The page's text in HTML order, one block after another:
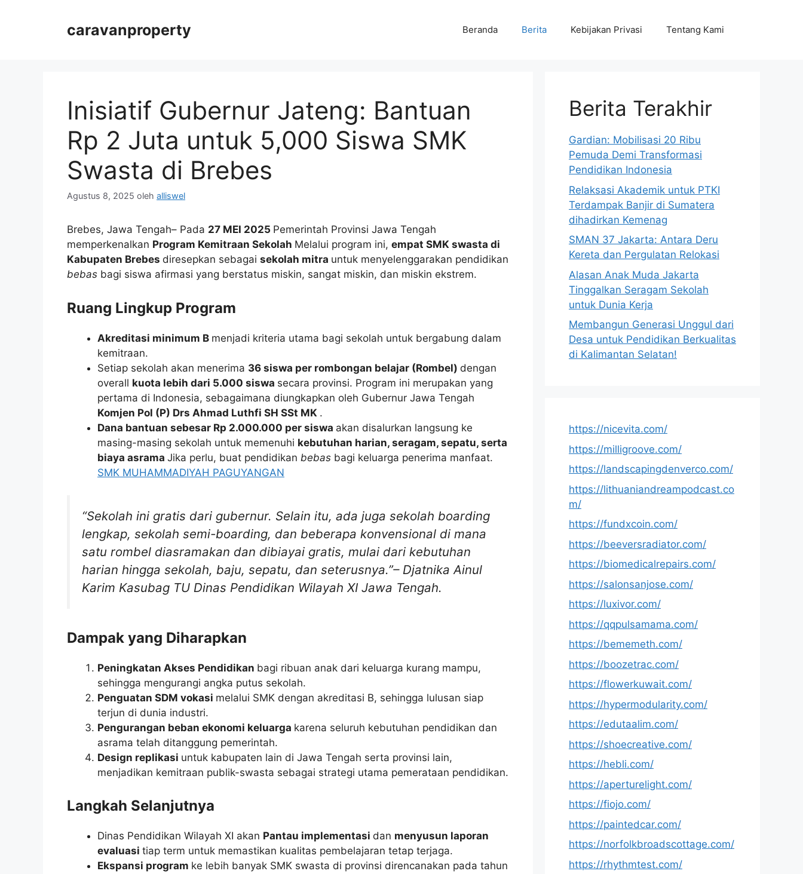
caravanproperty Beranda Berita Kebijakan Privasi Tentang Kami
Inisiatif Gubernur Jateng: Bantuan
Rp 2 Juta untuk 5,000 Siswa SMK
Swasta di Brebes
Agustus 8, 2025 oleh alliswel
Brebes, Jawa Tengah– Pada 27 MEI 2025 Pemerintah Provinsi Jawa Tengah
memperkenalkan Program Kemitraan Sekolah Melalui program ini, empat SMK swasta di
Kabupaten Brebes diresepkan sebagai sekolah mitra untuk menyelenggarakan pendidikan
bebas bagi siswa afirmasi yang berstatus miskin, sangat miskin, dan miskin ekstrem.
Ruang Lingkup Program
Akreditasi minimum B menjadi kriteria utama bagi sekolah untuk bergabung dalam
kemitraan.
Setiap sekolah akan menerima 36 siswa per rombongan belajar (Rombel) dengan
overall kuota lebih dari 5.000 siswa secara provinsi. Program ini merupakan yang
pertama di Indonesia, sebagaimana diungkapkan oleh Gubernur Jawa Tengah
Komjen Pol (P) Drs Ahmad Luthfi SH SSt MK .
Dana bantuan sebesar Rp 2.000.000 per siswa akan disalurkan langsung ke
masing-masing sekolah untuk memenuhi kebutuhan harian, seragam, sepatu, serta
biaya asrama Jika perlu, buat pendidikan bebas bagi keluarga penerima manfaat.
SMK MUHAMMADIYAH PAGUYANGAN
“Sekolah ini gratis dari gubernur. Selain itu, ada juga sekolah boarding
lengkap, sekolah semi-boarding, dan beberapa konvensional di mana
satu rombel diasramakan dan dibiayai gratis, mulai dari kebutuhan
harian hingga sekolah, baju, sepatu, dan seterusnya.”– Djatnika Ainul
Karim Kasubag TU Dinas Pendidikan Wilayah XI Jawa Tengah.
Dampak yang Diharapkan
Peningkatan Akses Pendidikan bagi ribuan anak dari keluarga kurang mampu,
sehingga mengurangi angka putus sekolah.
Penguatan SDM vokasi melalui SMK dengan akreditasi B, sehingga lulusan siap
terjun di dunia industri.
Pengurangan beban ekonomi keluarga karena seluruh kebutuhan pendidikan dan
asrama telah ditanggung pemerintah.
Design replikasi untuk kabupaten lain di Jawa Tengah serta provinsi lain,
menjadikan kemitraan publik-swasta sebagai strategi utama pemerataan pendidikan.
Langkah Selanjutnya
Dinas Pendidikan Wilayah XI akan Pantau implementasi dan menyusun laporan
evaluasi tiap term untuk memastikan kualitas pembelajaran tetap terjaga.
Ekspansi program ke lebih banyak SMK swasta di provinsi direncanakan pada tahun
Berita Terakhir
Gardian: Mobilisasi 20 Ribu
Pemuda Demi Transformasi
Pendidikan Indonesia
Relaksasi Akademik untuk PTKI
Terdampak Banjir di Sumatera
dihadirkan Kemenag
SMAN 37 Jakarta: Antara Deru
Kereta dan Pergulatan Relokasi
Alasan Anak Muda Jakarta
Tinggalkan Seragam Sekolah
untuk Dunia Kerja
Membangun Generasi Unggul dari
Desa untuk Pendidikan Berkualitas
di Kalimantan Selatan!
https://nicevita.com/
https://milligroove.com/
https://landscapingdenverco.com/
https://lithuaniandreampodcast.co
m/
https://fundxcoin.com/
https://beeversradiator.com/
https://biomedicalrepairs.com/
https://salonsanjose.com/
https://luxivor.com/
https://qqpulsamama.com/
https://bememeth.com/
https://boozetrac.com/
https://flowerkuwait.com/
https://hypermodularity.com/
https://edutaalim.com/
https://shoecreative.com/
https://hebli.com/
https://aperturelight.com/
https://fiojo.com/
https://paintedcar.com/
https://norfolkbroadscottage.com/
https://rhythmtest.com/